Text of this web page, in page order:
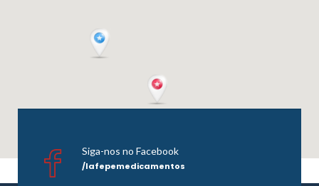
Siga-nos no Facebook
/lafepemedicamentos